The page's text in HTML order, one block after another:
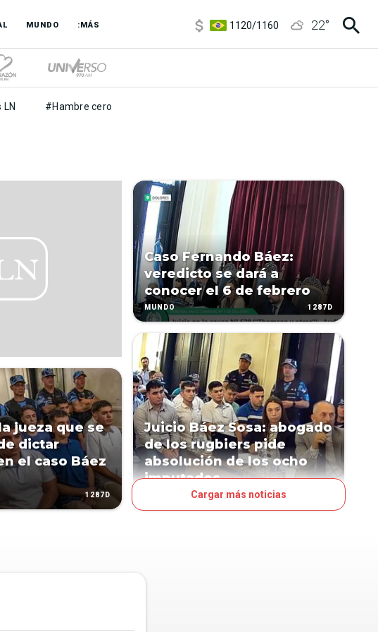
MUNDO :MÁS
1120/1160
22°
#Hambre cero
jueza que se
dictar
el caso Báez
1287D
Caso Fernando Báez:
veredicto se dará a
conocer el 6 de febrero
MUNDO 1287D
Juicio Báez Sosa: abogado
de los rugbiers pide
absolución de los ocho
imputados
Cargar más noticias